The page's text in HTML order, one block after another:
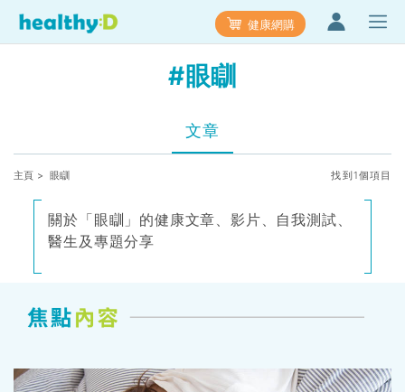
健康網購
#眼瞓
文章
主頁 > 眼瞓 找到1個項目
關於「眼瞓」的健康文章、影片、自我測試、
醫生及專題分享